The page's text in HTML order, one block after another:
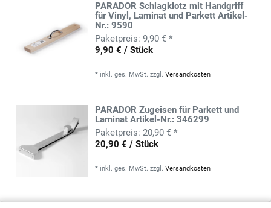
PARADOR Schlagklotz mit Handgriff
für Vinyl, Laminat und Parkett Artikel-
Nr.: 9590
9,90 € *
9,90 € / Stück
* inkl. ges. MwSt. zzgl.Versandkosten
PARADOR Zugeisen für Parkett und
Laminat Artikel-Nr.: 346299
20,90 € *
20,90 € / Stück
* inkl. ges. MwSt. zzgl.Versandkosten